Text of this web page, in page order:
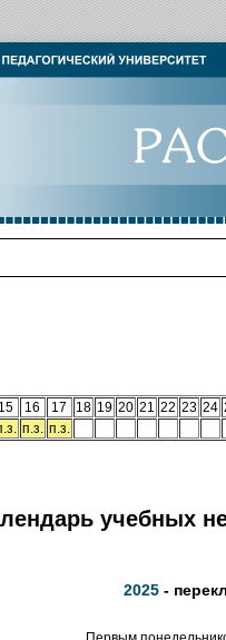
15 16 17 18 19 20 21 22 23 24
п.з. п.з.
учебных
2025 -